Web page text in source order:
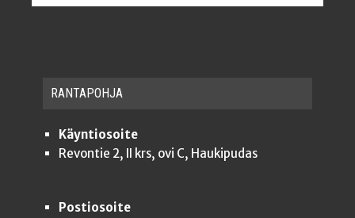
RAN­TA­POH­JA
Käyntiosoite
Revontie 2, II krs, ovi C, Haukipudas
Postiosoite